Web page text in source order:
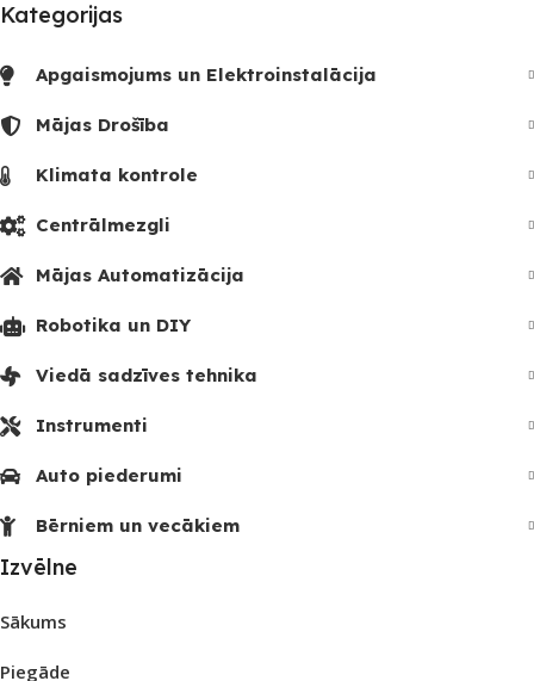
Kategorijas
Apgaismojums un Elektroinstalācija
Mājas Drošība
Klimata kontrole
Centrālmezgli
Mājas Automatizācija
Robotika un DIY
Viedā sadzīves tehnika
Instrumenti
Auto piederumi
Bērniem un vecākiem
Izvēlne
Sākums
Piegāde